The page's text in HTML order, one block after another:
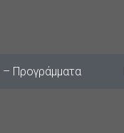
– Προγράμματα